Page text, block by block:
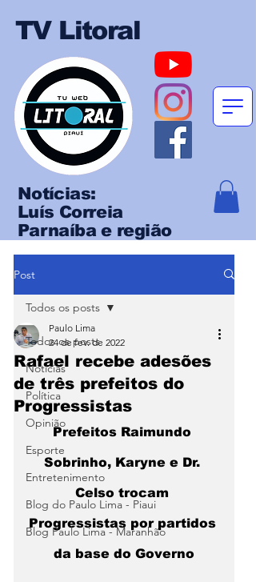
TV Litoral
Notícias:
Luís Correia
Parnaíba e região
Post
Todos os posts
Notícias
Política
Opinião
Esporte
Entretenimento
Blog do Paulo Lima - Piaui
Blog Paulo Lima - Maranhão
Todos os posts
Rafael recebe adesões
de três prefeitos do
Progressistas
Paulo Lima
24 de fev. de 2022
Prefeitos Raimundo
Sobrinho, Karyne e Dr.
Celso trocam
Progressistas por partidos
da base do Governo